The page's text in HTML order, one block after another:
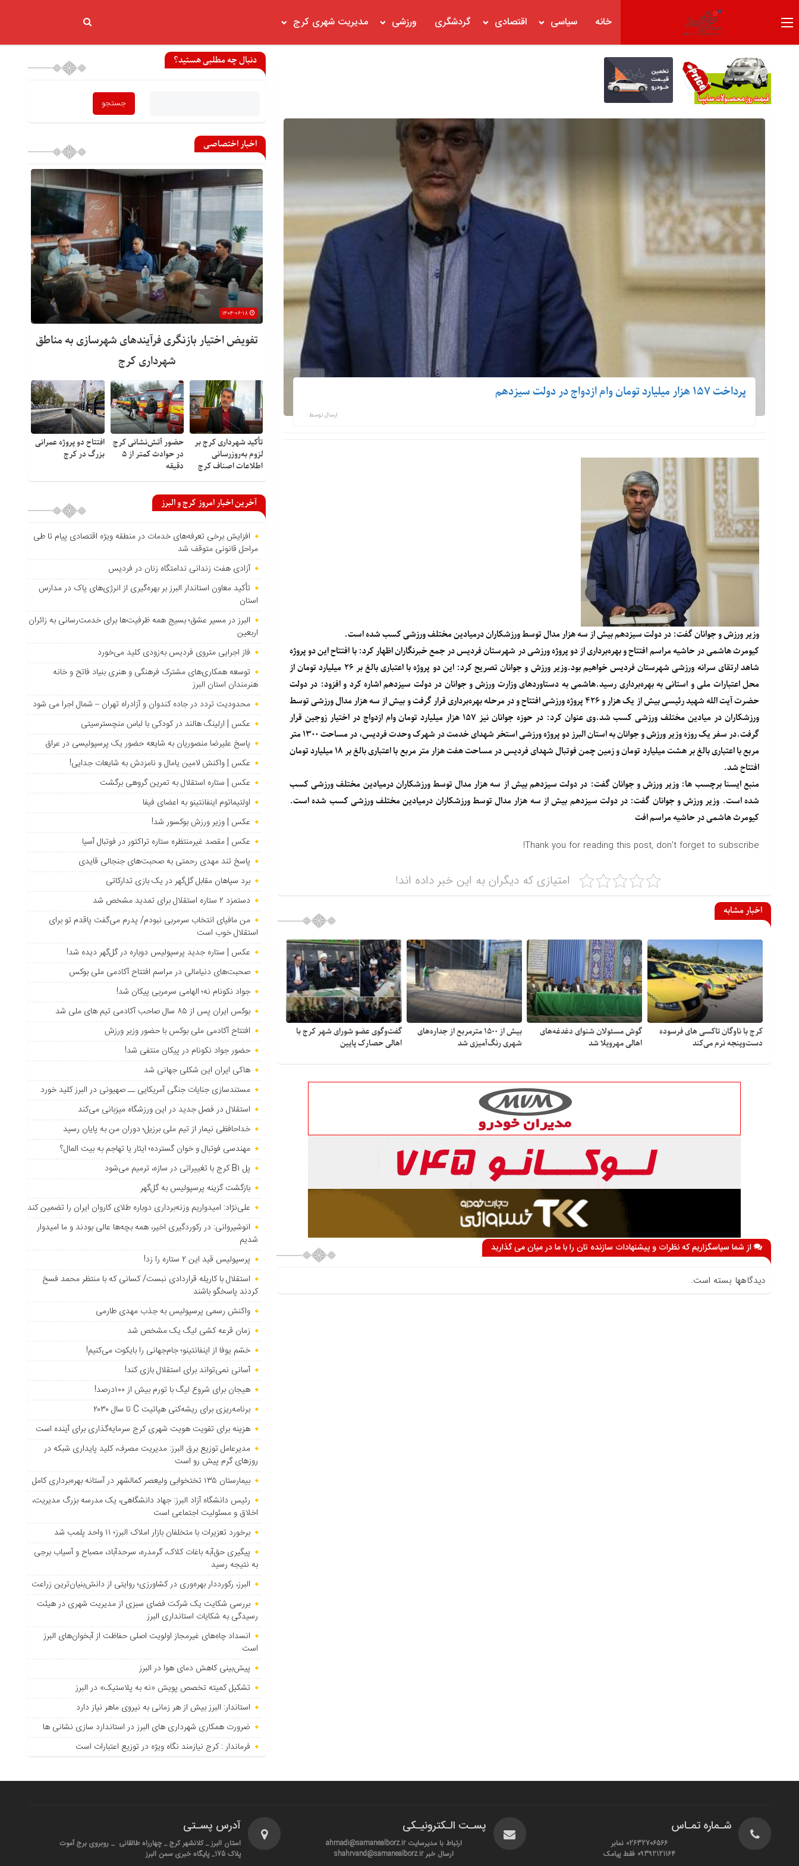
خانه سیاسی اقتصادی گردشگری ورزشی مدیریت شهری کرج
پرداخت ۱۵۷ هزار میلیارد تومان وام ازدواج در دولت سیزدهم
ارسال توسط :
وزیر ورزش و جوانان گفت: در دولت سیزدهم بیش از سه هزار مدال توسط ورزشکاران درمیادین مختلف ورزشی کسب شده است.
کیومرث هاشمی در حاشیه مراسم افتتاح و بهره‌برداری از دو پروژه ورزشی در شهرستان فردیس در جمع خبرنگاران اظهار کرد: با افتتاح این دو ‌پروژه
شاهد ارتقای سرانه ورزشی شهرستان فردیس خواهیم بود.وزیر ورزش ‌و جوانان تصریح کرد: این دو پروژه با اعتباری بالغ بر ۲۶ میلیارد تومان از
محل اعتبارات ملی و استانی به بهره‌برداری رسید.هاشمی به دستاوردهای وزارت ورزش و جوانان در دولت سیزدهم اشاره کرد و افزود: در دولت
حضرت آیت الله شهید رئیسی بیش از یک هزار و ۴۲۶ پروژه ورزشی افتتاح و در مرحله بهره‌برداری قرار گرفت و بیش از سه هزار مدال ورزشی توسط
ورزشکاران در میادین مختلف ورزشی کسب شد.وی عنوان کرد: در حوزه جوانان نیز ۱۵۷ هزار میلیارد تومان وام ازدواج در اختیار زوجین قرار
گرفت.در سفر یک روزه وزیر ورزش و جوانان به استان البرز دو پروژه ورزشی استخر شهدای خدمت در شهرک وحدت فردیس، در مساحت ۱۳۰۰ متر
مربع با اعتباری بالغ بر هشت میلیارد تومان و زمین چمن فوتبال شهدای فردیس در مساحت هفت هزار متر مربع با اعتباری بالغ بر ۱۸ میلیارد تومان
افتتاح شد.
منبعایسنا برچسب ها: وزیر ورزش و جوانان گفت: در دولت سیزدهم بیش از سه هزار مدال توسط ورزشکاران درمیادین مختلف ورزشی کسب
شده است. وزیر ورزش و جوانان گفت: در دولت سیزدهم بیش از سه هزار مدال توسط ورزشکاران درمیادین مختلف ورزشی کسب شده است.
کیومرث هاشمی در حاشیه مراسم افت
Thank you for reading this post, don't forget to subscribe!
امتیازی که دیگران به این خبر داده اند!
اخبار مشابه
کرج با ناوگان تاکسی های فرسوده
دست‌وپنجه نرم می‌کند
گوش مسئولان شنوای دغدغه‎‌های
اهالی مهرویلا شد
بیش از ۱۵۰۰ مترمربع از جداره‌های
شهری رنگ‌آمیزی شد
گفت‌وگوی عضو شورای شهر کرج با
اهالی حصارک پایین
از شما سپاسگزاریم که نظرات و پیشنهادات سازنده تان را با ما در میان می گذارید
دیدگاهها بسته است.
دنبال چه مطلبی هستید؟
اخبار اختصاصی
تفویض اختیار بازنگری فرآیندهای شهرسازی به مناطق
شهرداری کرج
تأکید شهرداری کرج بر
لزوم به‌روزرسانی
اطلاعات اصناف کرج
حضور آتش‌نشانی کرج
در حوادث کمتر از ۵
دقیقه
افتتاح دو پروژه عمرانی
بزرگ در کرج
آخرین اخبار امروز کرج و البرز
افزایش برخی تعرفه‌های خدمات در منطقه ویژه اقتصادی پیام تا طی
مراحل قانونی متوقف شد
آزادی هفت زندانی ندامتگاه زنان در فردیس
تأکید معاون استاندار البرز بر بهره‌گیری از انرژی‌های پاک در مدارس
استان
البرز در مسیر عشق؛ بسیج همه ظرفیت‌ها برای خدمت‌رسانی به زائران
اربعین
فاز اجرایی متروی فردیس به‌زودی کلید می‌خورد
توسعه همکاری‌های مشترک فرهنگی و هنری بنیاد فاتح و خانه
هنرمندان استان البرز
محدودیت تردد در جاده کندوان و آزادراه تهران – شمال اجرا می شود
عکس | ارلینگ هالند در کودکی با لباس منچسترسیتی
پاسخ علیرضا منصوریان به شایعه حضور یک پرسپولیسی در عراق
عکس | واکنش لامین یامال و نامزدش به شایعات جدایی!
عکس | ستاره استقلال به تمرین گروهی برگشت
اولتیماتوم اینفانتینو به اعضای فیفا
عکس | وزیر ورزش بوکسور شد!
عکس | مقصد غیرمنتظره ستاره تراکتور در فوتبال آسیا
پاسخ تند مهدی رحمتی به صحبت‌های جنجالی قایدی
برد سپاهان مقابل گل‌گهر در یک بازی تدارکاتی
دستمزد ۲ ستاره استقلال برای تمدید مشخص شد
من مافیای انتخاب سرمربی نبودم/ پدرم می‌گفت پاقدم تو برای
استقلال خوب است
عکس | ستاره جدید پرسپولیس دوباره در گل‌گهر دیده شد!
صحبت‌های دنیامالی در مراسم افتتاح آکادمی ملی بوکس
جواد نکونام نه؛ الهامی سرمربی پیکان شد!
بوکس ایران پس از ۸۵ سال صاحب آکادمی تیم های ملی شد
افتتاح آکادمی ملی بوکس با حضور وزیر ورزش
حضور جواد نکونام در پیکان منتفی شد!
هاکی ایران این شکلی جهانی شد
مستندسازی جنایات جنگی آمریکایی ــ صهیونی در البرز کلید خورد
استقلال در فصل جدید در این ورزشگاه میزبانی می‌کند
خداحافظی نیمار از تیم ملی برزیل؛ دوران من به پایان رسید
مهندسی فوتبال و خوان گسترده؛ ایثار یا تهاجم به بیت المال؟
پل B۱ کرج با تغییراتی در سازه، ترمیم می‌شود
بازگشت گزینه پرسپولیس به ‌گل‌گهر
علی‌نژاد: امیدواریم وزنه‌برداری دوباره طلای کاروان ایران را تضمین کند
انوشیروانی: در رکوردگیری اخیر، همه بچه‌ها عالی بودند و ما امیدوار
شدیم
پرسپولیس قید این ۲ ستاره را زد!
استقلال با کاریله قراردادی نبست/ کسانی که با منتظر محمد فسخ
کردند پاسخگو باشند
واکنش رسمی پرسپولیس به جذب مهدی طارمی
زمان قرعه کشی لیگ یک مشخص شد
خشم یوفا از اینفانتینو؛ جام‌جهانی را بایکوت می‌کنیم!
آسانی نمی‌تواند برای استقلال بازی کند!
هیجان برای شروع لیگ با تورم بیش از ۱۰۰درصد!
برنامه‌ریزی برای ریشه‌کنی هپاتیت C تا سال ۲۰۳۰
هزینه برای تقویت هویت شهری کرج سرمایه‌گذاری برای آینده است
مدیرعامل توزیع برق البرز: مدیریت مصرف، کلید پایداری شبکه در
روزهای گرم پیش رو است
بیمارستان ۱۳۵ تختخوابی ولیعصر کمالشهر در آستانه بهره‌برداری کامل
رئیس دانشگاه آزاد البرز: جهاد دانشگاهی، یک مدرسه بزرگ مدیریت،
اخلاق و مسئولیت اجتماعی است
برخورد تعزیرات با متخلفان بازار املاک البرز؛ ۱۱ واحد پلمب شد
پیگیری حق‌آبه باغات کلاک، گرمدره، سرحدآباد، مصباح و آسیاب برجی
به نتیجه رسید
البرز، رکورددار بهره‌وری در کشاورزی؛ روایتی از دانش‌بنیان‌ترین زراعت
بررسی شکایت یک شرکت فضای سبزی از مدیریت شهری در هیئت
رسیدگی به شکایات استانداری البرز
انسداد چاه‌های غیرمجاز اولویت اصلی حفاظت از آبخوان‌های البرز
است
پیش‌بینی کاهش دمای هوا در البرز
تشکیل کمیته تخصص پویش «نه به پلاستیک» در البرز
استاندار: البرز بیش از هر زمانی به نیروی ماهر نیاز دارد
ضرورت همکاری شهرداری های البرز در استاندارد سازی نشانی ها
فرماندار : کرج نیازمند نگاه ویژه در توزیع اعتبارات است
شـماره تمـاس
02632706566 نمابر
09392121164 فقط پیامک
پسـت الـکترونیـکی
ارتباط با مدیرسایت ahmadi@samanealborz.ir
ارسال خبر shahrvand@samanealborz.ir
آدرس پسـتی
استان البرز _ کلانشهر کرج _ چهارراه طالقانی _ روبروی برج آموت
پلاک 175_ پایگاه خبری سمن البرز